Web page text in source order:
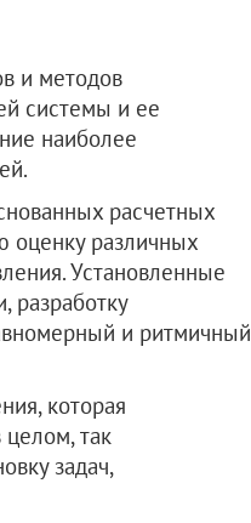
и методов
системы и ее
наиболее
расчетных
оценку различных
Установленные
разработку
и ритмичный
которая
целом, так
задач,